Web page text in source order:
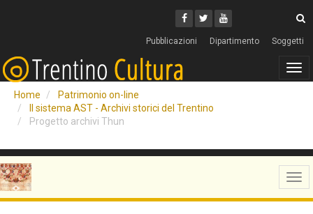
Facebook
Twitter
Youtube
Pubblicazioni Dipartimento Soggetti
Home
Patrimonio on-line
Il sistema AST - Archivi storici del Trentino
Progetto archivi Thun